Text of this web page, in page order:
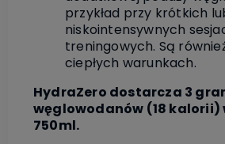
przykład przy krótkich
niskointensywnych
treningowych. Są
ciepłych warunkach.
HydraZero dostarcza 3
węglowodanów (18 kalorii)
750ml.